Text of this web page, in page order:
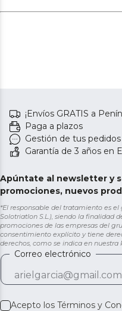
¡Envíos GRATIS a
Paga a plazos
Gestión de tus
Garantía de 3 años en
Apúntate al newsletter y
promociones, nuevos
*El responsable del tratamiento es el
Solotriatlon S.L.), siendo la finalidad
promociones de las empresas del
consentimiento explícito y tiene
derechos, como se indica en nuestra
Correo electrónico
Acepto los Términos y